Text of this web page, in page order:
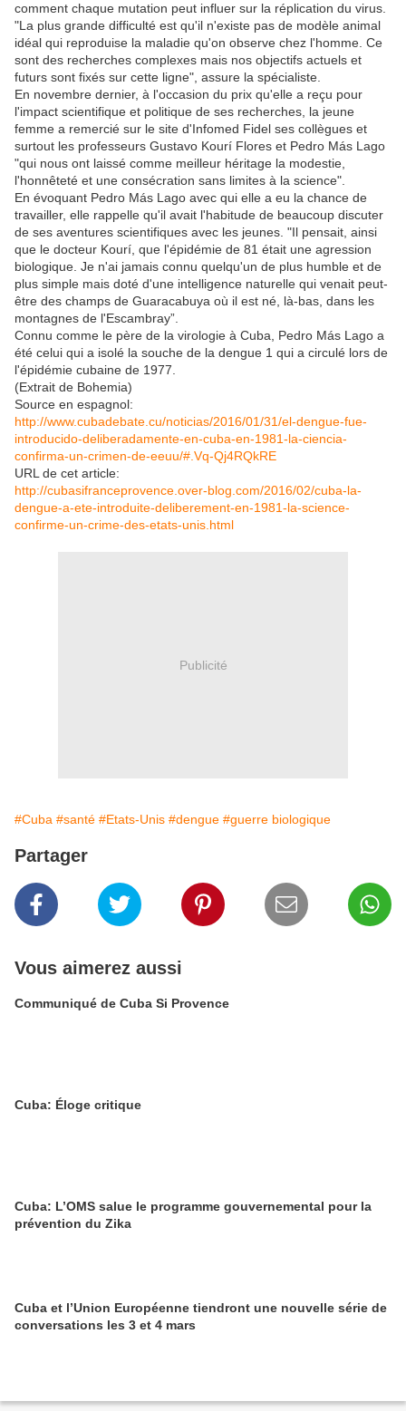
comment chaque mutation peut influer sur la réplication du virus.
"La plus grande difficulté est qu'il n'existe pas de modèle animal
idéal qui reproduise la maladie qu'on observe chez l'homme. Ce
sont des recherches complexes mais nos objectifs actuels et
futurs sont fixés sur cette ligne", assure la spécialiste.
En novembre dernier, à l'occasion du prix qu'elle a reçu pour
l'impact scientifique et politique de ses recherches, la jeune
femme a remercié sur le site d'Infomed Fidel ses collègues et
surtout les professeurs Gustavo Kourí Flores et Pedro Más Lago
"qui nous ont laissé comme meilleur héritage la modestie,
l'honnêteté et une consécration sans limites à la science".
En évoquant Pedro Más Lago avec qui elle a eu la chance de
travailler, elle rappelle qu'il avait l'habitude de beaucoup discuter
de ses aventures scientifiques avec les jeunes. "Il pensait, ainsi
que le docteur Kourí, que l'épidémie de 81 était une agression
biologique. Je n'ai jamais connu quelqu'un de plus humble et de
plus simple mais doté d'une intelligence naturelle qui venait peut-
être des champs de Guaracabuya où il est né, là-bas, dans les
montagnes de l'Escambray”.
Connu comme le père de la virologie à Cuba, Pedro Más Lago a
été celui qui a isolé la souche de la dengue 1 qui a circulé lors de
l'épidémie cubaine de 1977.
(Extrait de Bohemia)
Source en espagnol:
http://www.cubadebate.cu/noticias/2016/01/31/el-dengue-fue-
introducido-deliberadamente-en-cuba-en-1981-la-ciencia-
confirma-un-crimen-de-eeuu/#.Vq-Qj4RQkRE
URL de cet article:
http://cubasifranceprovence.over-blog.com/2016/02/cuba-la-
dengue-a-ete-introduite-deliberement-en-1981-la-science-
confirme-un-crime-des-etats-unis.html
Publicité
#Cuba #santé #Etats-Unis #dengue #guerre biologique
Partager
Vous aimerez aussi
Communiqué de Cuba Si Provence
Cuba: Éloge critique
Cuba: L’OMS salue le programme gouvernemental pour la
prévention du Zika
Cuba et l’Union Européenne tiendront une nouvelle série de
conversations les 3 et 4 mars